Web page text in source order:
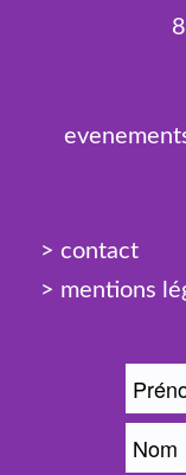
> contact
> mentions